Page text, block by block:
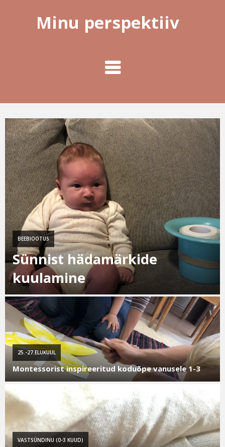
Minu perspektiiv
BEEBIOOTUS
Sünnist hädamärkide
kuulamine
25.-27.ELUKUUL
Montessorist inspireeritud koduõpe vanusele 1-3
VASTSÜNDINU (0-3 KUUD)